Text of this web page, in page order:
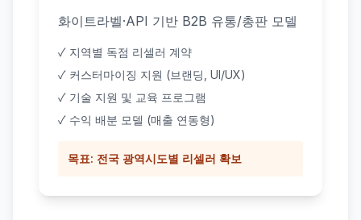
화이트라벨·API 기반 B2B 유통/총판 모델
✓ 지역별 독점 리셀러 계약
✓ 커스터마이징 지원 (브랜딩, UI/UX)
✓ 기술 지원 및 교육 프로그램
✓ 수익 배분 모델 (매출 연동형)
목표: 전국 광역시도별 리셀러 확보